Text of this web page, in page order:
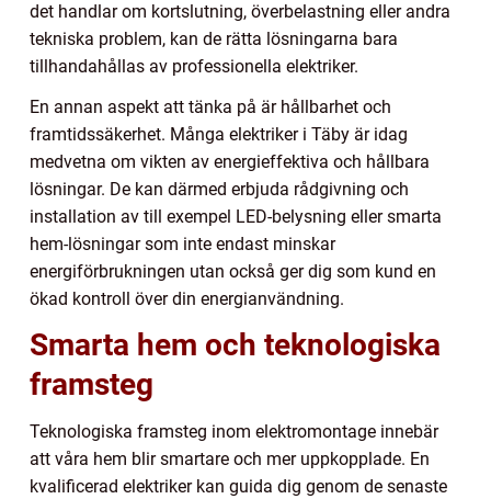
det handlar om kortslutning, överbelastning eller andra
tekniska problem, kan de rätta lösningarna bara
tillhandahållas av professionella elektriker.
En annan aspekt att tänka på är hållbarhet och
framtidssäkerhet. Många elektriker i Täby är idag
medvetna om vikten av energieffektiva och hållbara
lösningar. De kan därmed erbjuda rådgivning och
installation av till exempel LED-belysning eller smarta
hem-lösningar som inte endast minskar
energiförbrukningen utan också ger dig som kund en
ökad kontroll över din energianvändning.
Smarta hem och teknologiska
framsteg
Teknologiska framsteg inom elektromontage innebär
att våra hem blir smartare och mer uppkopplade. En
kvalificerad elektriker kan guida dig genom de senaste